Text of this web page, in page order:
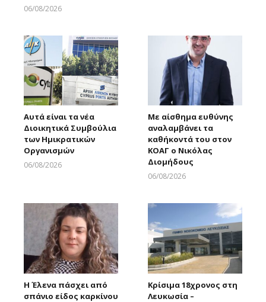
06/08/2026
Αυτά είναι τα νέα
Διοικητικά Συμβούλια
των Ημικρατικών
Οργανισμών
06/08/2026
Με αίσθημα ευθύνης
αναλαμβάνει τα
καθήκοντά του στον
ΚΟΑΓ ο Νικόλας
Διομήδους
06/08/2026
Η Έλενα πάσχει από
σπάνιο είδος καρκίνου
Κρίσιμα 18χρονος στη
Λευκωσία –